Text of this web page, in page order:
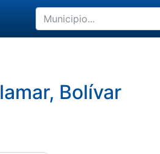
Bolívar